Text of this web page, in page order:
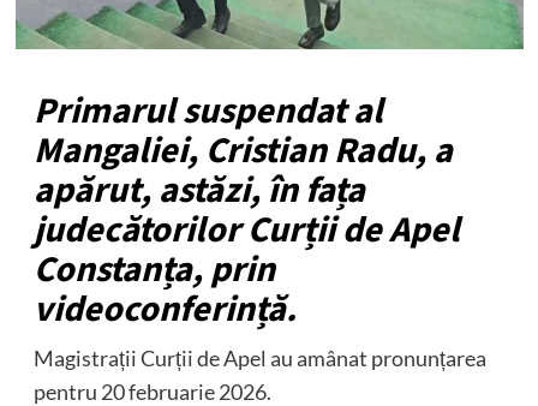
Primarul suspendat al
Mangaliei, Cristian Radu, a
apărut, astăzi, în fața
judecătorilor Curții de Apel
Constanța, prin
videoconferință.
Magistrații Curții de Apel au amânat pronunțarea
pentru 20 februarie 2026.